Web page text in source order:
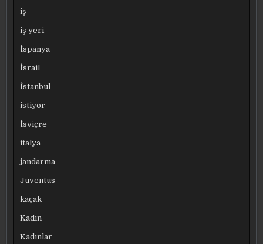
iş
iş yeri
İspanya
İsrail
İstanbul
istiyor
İsviçre
italya
jandarma
Juventus
kaçak
Kadın
Kadınlar